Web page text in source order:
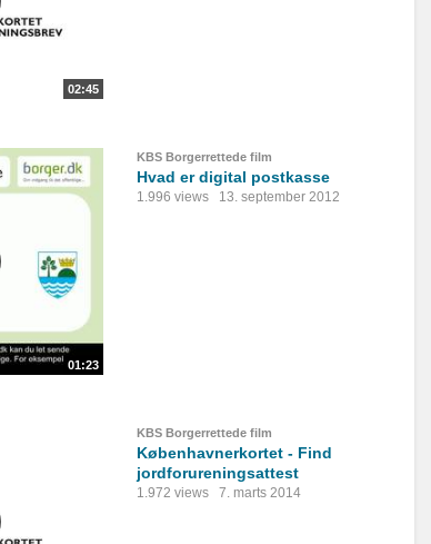
02:45
01:23
KBS Borgerrettede film
Hvad er digital postkasse
1.996 views 13. september 2012
KBS Borgerrettede film
Københavnerkortet - Find
jordforureningsattest
1.972 views 7. marts 2014